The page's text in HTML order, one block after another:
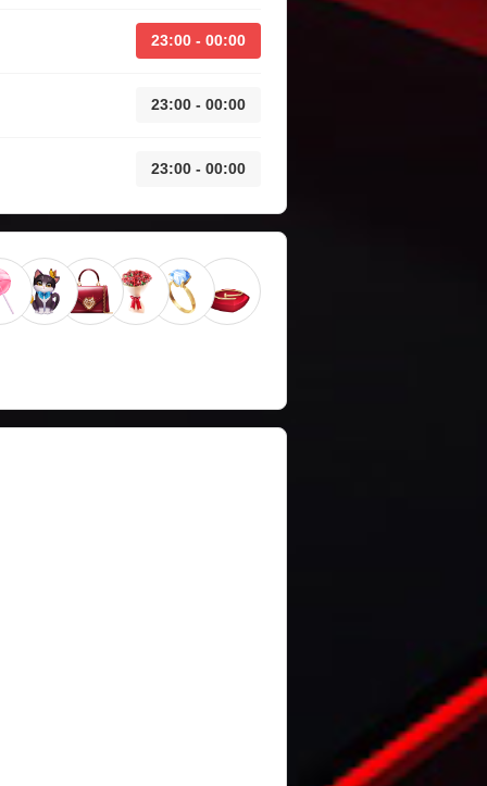
23:00 - 00:00
23:00 - 00:00
23:00 - 00:00